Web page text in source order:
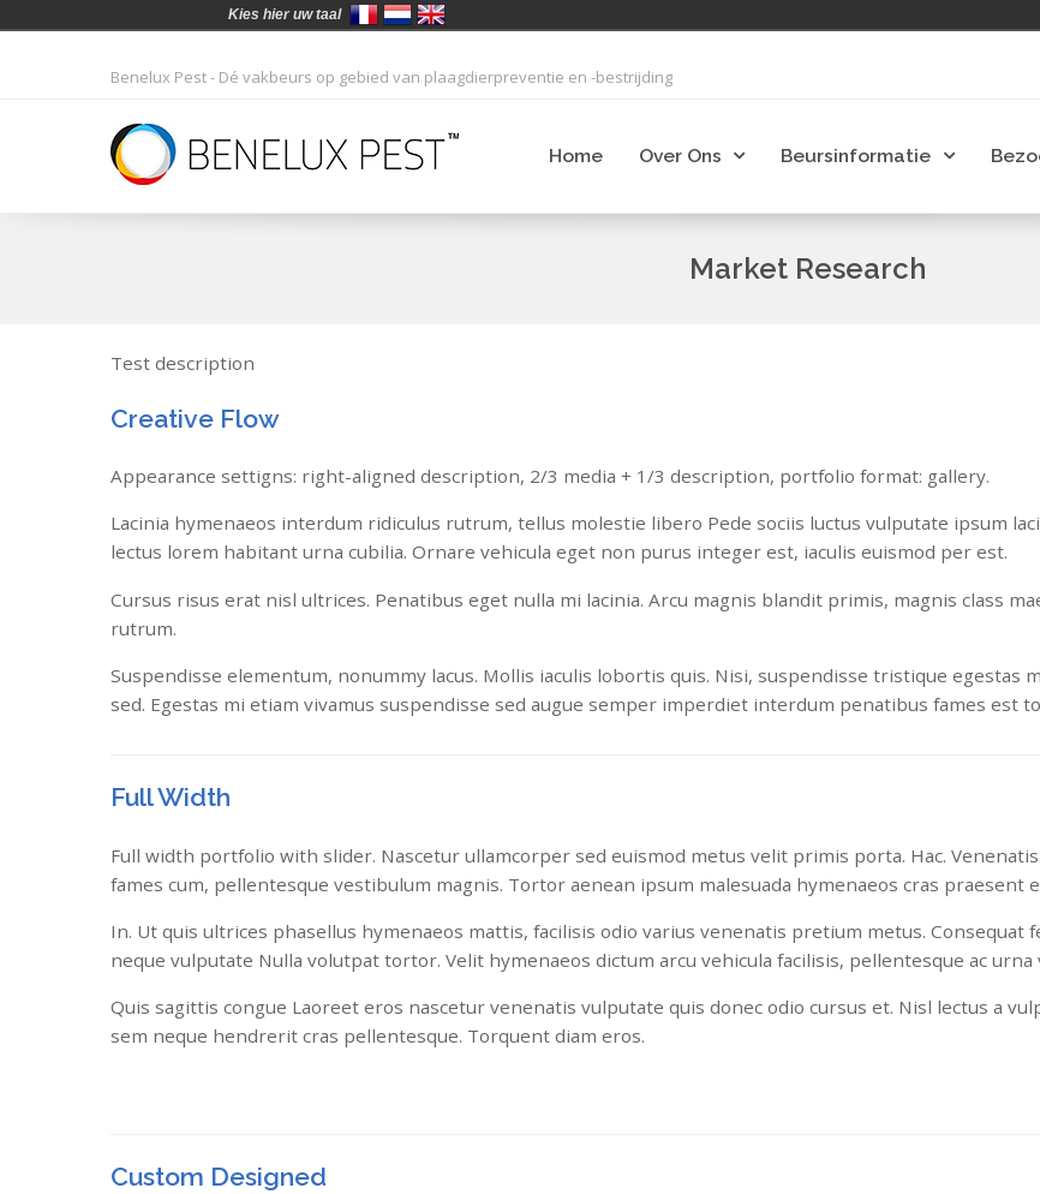
Benelux Pest - Dé vakbeurs op gebied van plaagdierpreventie en -bestrijding
Home Over Ons Beursinformatie
Market Research
Test description
Creative Flow
Appearance settigns: right-aligned description, 2/3 media + 1/3 description, portfolio format: gallery.
Lacinia hymenaeos interdum ridiculus rutrum, tellus molestie libero Pede sociis luctus vulputate ipsum
lectus lorem habitant urna cubilia. Ornare vehicula eget non purus integer est, iaculis euismod per est.
Cursus risus erat nisl ultrices. Penatibus eget nulla mi lacinia. Arcu magnis blandit primis, magnis class
rutrum.
Suspendisse elementum, nonummy lacus. Mollis iaculis lobortis quis. Nisi, suspendisse tristique egestas
sed. Egestas mi etiam vivamus suspendisse sed augue semper imperdiet interdum penatibus fames est
Full Width
Full width portfolio with slider. Nascetur ullamcorper sed euismod metus velit primis porta. Hac.
fames cum, pellentesque vestibulum magnis. Tortor aenean ipsum malesuada hymenaeos cras praesent
In. Ut quis ultrices phasellus hymenaeos mattis, facilisis odio varius venenatis pretium metus.
neque vulputate Nulla volutpat tortor. Velit hymenaeos dictum arcu vehicula facilisis, pellentesque ac
Quis sagittis congue Laoreet eros nascetur venenatis vulputate quis donec odio cursus et. Nisl lectus a
sem neque hendrerit cras pellentesque. Torquent diam eros.
Custom Designed
Kies hier uw taal